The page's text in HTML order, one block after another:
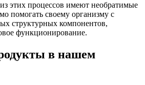
этих процессов имеют необратимые
помогать своему организму с
структурных компонентов,
функционирование.
в нашем